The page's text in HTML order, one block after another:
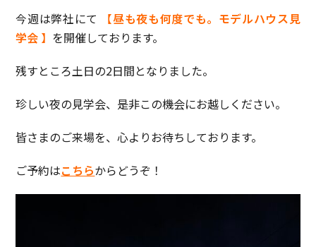
テ
ゴ
リ
開
日:
今週は弊社にて 【昼も夜も何度でも。モデルハウス見
学会 】 を開催しております。
残すところ土日の2日間となりました。
珍しい夜の見学会、是非この機会にお越しください。
皆さまのご来場を、心よりお待ちしております。
ご予約はこちらからどうぞ！